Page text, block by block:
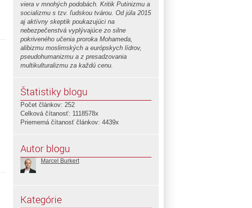
viera v mnohých podobách. Kritik Putinizmu a
socializmu s tzv. ľudskou tvárou. Od júla 2015
aj aktívny skeptik poukazujúci na
nebezpečenstvá vyplývajúce zo silne
pokriveného učenia proroka Mohameda,
alibizmu moslimských a európskych lídrov,
pseudohumanizmu a z presadzovania
multikulturalizmu za každú cenu.
Štatistiky blogu
Počet článkov: 252
Celková čítanosť: 1118578x
Priemerná čítanosť článkov: 4439x
Autor blogu
Marcel Burkert
Kategórie